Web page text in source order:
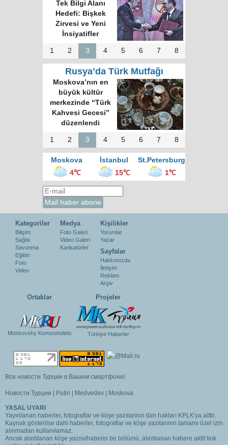
Tek Bilgi Alanı
Hedefi: Bişkek
Zirvesi ve Yeni
İnsiyatifler
1 2 3 4 5 6 7 8
Rusya’da Türk Mutfağı
Moskova’nın en
büyük kültür
merkezinde “Türk
Kahvesi Gecesi”
düzenlendi
1 2 3 4 5 6 7 8
Moskova İstanbul
St.Petersburg
4℃
15℃ 1℃
Kategoriler
Bilişim
Sağlık
Savunma
Eğitim
Foto
Video
Medya
Foto Galeri
Video Galeri
Karikatürler
Kişilikler
Yorumlar
Yazar
Sayfalar
Hakkımızda
İletişim
Reklam
Arşiv
Ortaklar
Moskovsky Komsomolets
Projeler
Türkiye Haberler
Все новости Турции в Вашем смартфоне!
Новости Турции Putin Medvedev Moskova
YASAL UYARI
Yayınlanan haberler, fotograflar ve köşe yazılarının tüm hakları KPLK'ya aittir.
Kaynak gösterilse dahi haberler, fotograflar ve köşe yazılarının tamamı özel izin
alınmadan kullanılamaz.
Ancak alıntılanan köşe yazısı/haberin bir bölümü, alıntılanan habere aktif link